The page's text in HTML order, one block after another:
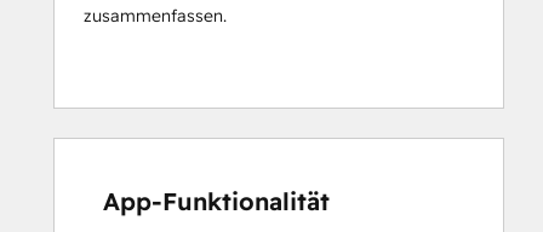
zusammenfassen.
App-Funktionalität